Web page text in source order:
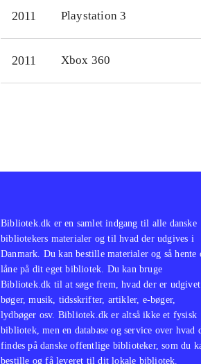
og forfriskende anderledes,
2011 Playstation 3
2011 Xbox 360
Bibliotek.dk er en samlet indgang til alle danske
bibliotekers materialer og til hvad der udgives i
Danmark. Du kan bestille materialer og så hente
låne på dit eget bibliotek. Du kan bruge
Bibliotek.dk til at søge frem, hvad der er
bøger, musik, tidsskrifter, artikler, e-bøger,
lydbøger osv. Bibliotek.dk er altså ikke et fysisk
bibliotek, men en database og service over hvad
findes på danske offentlige biblioteker, som du
bestille og få leveret til dit lokale bibliotek.